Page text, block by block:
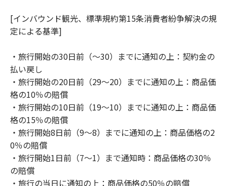
[インバウンド観光、標準規約第15条消費者紛争解決の規
定による基準]
・旅行開始の30日前（〜30）までに通知の上：契約金の
払い戻し
・旅行開始の20日前（29〜20）までに通知の上：商品価
格の10％の賠償
・旅行開始の10日前（19〜10）までに通知の上：商品価
格の15％の賠償
・旅行開始8日前（9〜8）までに通知の上：商品価格の2
0％の賠償
・旅行開始1日前（7〜1）まで通知時：商品価格の30％
の賠償
・旅行の当日に通知の上：商品価格の50％の賠償